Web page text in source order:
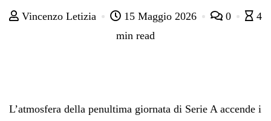
Vincenzo Letizia 15 Maggio 2026 0
4
min read
L’atmosfera della penultima giornata di Serie A accende i